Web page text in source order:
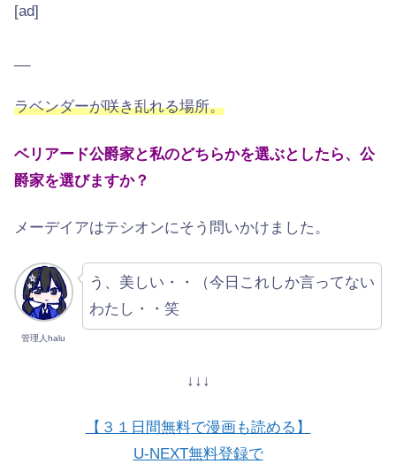
[ad]
ラベンダーが咲き乱れる場所。
ベリアード公爵家と私のどちらかを選ぶとしたら、公
爵家を選びますか？
メーデイアはテシオンにそう問いかけました。
管理人halu
う、美しい・・（今日これしか言ってない
わたし・・笑
↓↓↓
【３１日間無料で漫画も読める】
U-NEXT無料登録で